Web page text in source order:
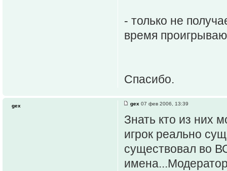
- только не
время
Спасибо.
gex 07 фев 2006, 13:39
Знать кто из них
игрок реально
существовал во
gex